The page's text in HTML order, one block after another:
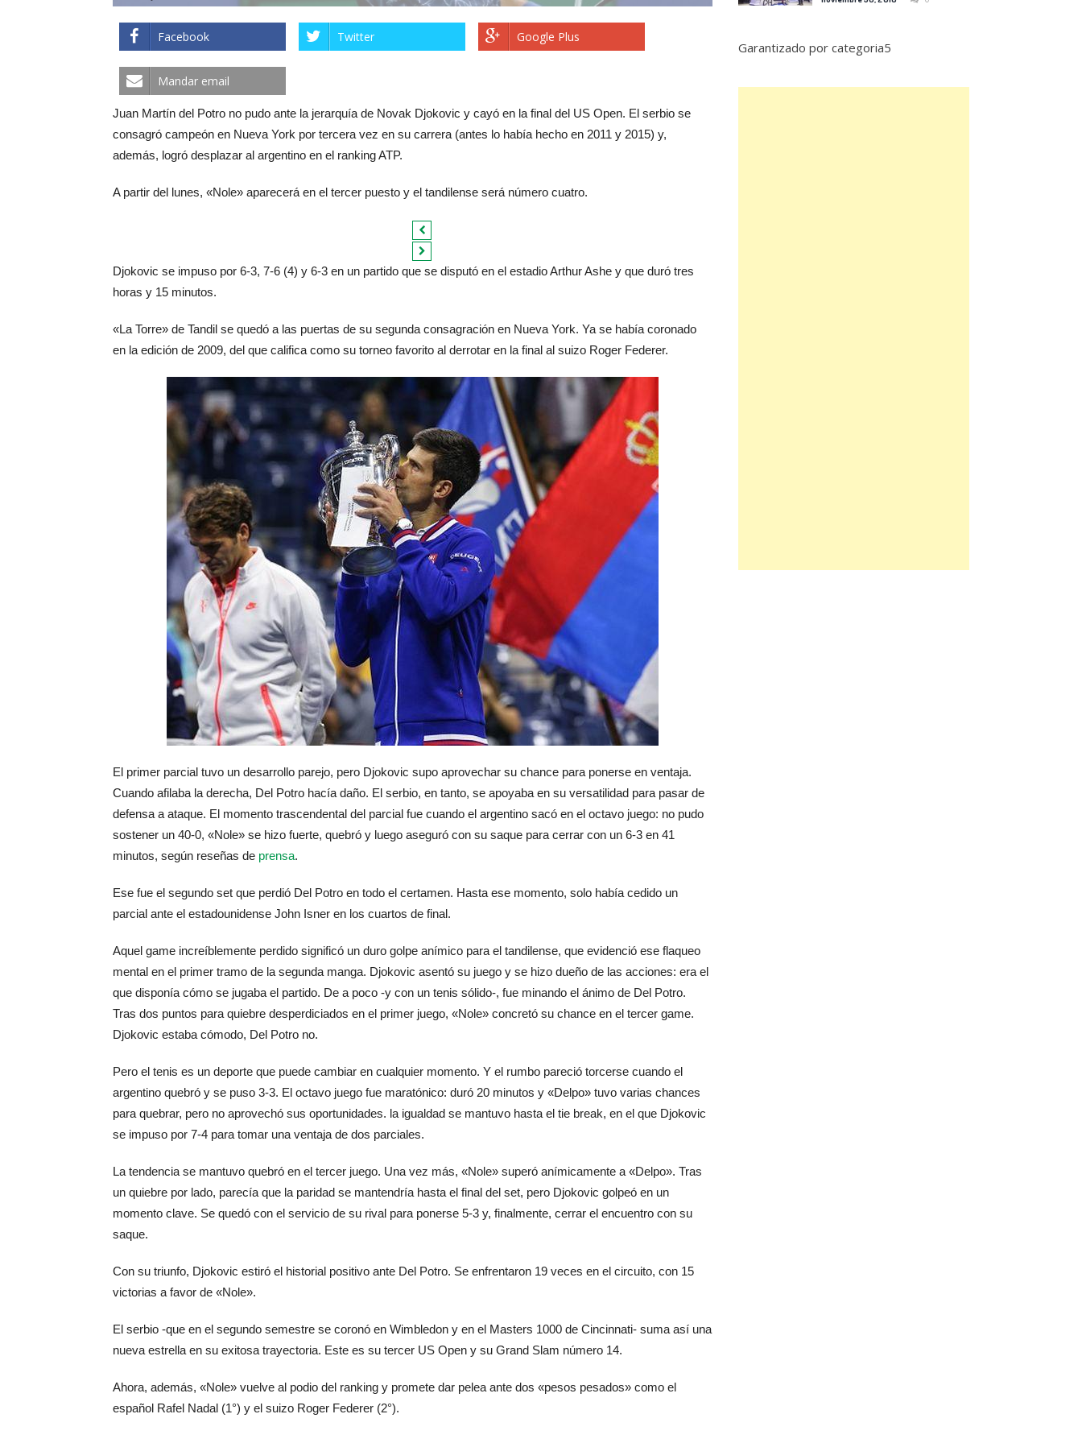
Facebook Twitter Google Plus
Mandar email
Juan Martín del Potro no pudo ante la jerarquía de Novak Djokovic y cayó en la final del US Open. El serbio se
consagró campeón en Nueva York por tercera vez en su carrera (antes lo había hecho en 2011 y 2015) y,
además, logró desplazar al argentino en el ranking ATP.
A partir del lunes, «Nole» aparecerá en el tercer puesto y el tandilense será número cuatro.
Djokovic se impuso por 6-3, 7-6 (4) y 6-3 en un partido que se disputó en el estadio Arthur Ashe y que duró tres
horas y 15 minutos.
«La Torre» de Tandil se quedó a las puertas de su segunda consagración en Nueva York. Ya se había coronado
en la edición de 2009, del que califica como su torneo favorito al derrotar en la final al suizo Roger Federer.
El primer parcial tuvo un desarrollo parejo, pero Djokovic supo aprovechar su chance para ponerse en ventaja.
Cuando afilaba la derecha, Del Potro hacía daño. El serbio, en tanto, se apoyaba en su versatilidad para pasar de
defensa a ataque. El momento trascendental del parcial fue cuando el argentino sacó en el octavo juego: no pudo
sostener un 40-0, «Nole» se hizo fuerte, quebró y luego aseguró con su saque para cerrar con un 6-3 en 41
minutos, según reseñas de prensa.
Ese fue el segundo set que perdió Del Potro en todo el certamen. Hasta ese momento, solo había cedido un
parcial ante el estadounidense John Isner en los cuartos de final.
Aquel game increíblemente perdido significó un duro golpe anímico para el tandilense, que evidenció ese flaqueo
mental en el primer tramo de la segunda manga. Djokovic asentó su juego y se hizo dueño de las acciones: era el
que disponía cómo se jugaba el partido. De a poco -y con un tenis sólido-, fue minando el ánimo de Del Potro.
Tras dos puntos para quiebre desperdiciados en el primer juego, «Nole» concretó su chance en el tercer game.
Djokovic estaba cómodo, Del Potro no.
Pero el tenis es un deporte que puede cambiar en cualquier momento. Y el rumbo pareció torcerse cuando el
argentino quebró y se puso 3-3. El octavo juego fue maratónico: duró 20 minutos y «Delpo» tuvo varias chances
para quebrar, pero no aprovechó sus oportunidades. la igualdad se mantuvo hasta el tie break, en el que Djokovic
se impuso por 7-4 para tomar una ventaja de dos parciales.
La tendencia se mantuvo quebró en el tercer juego. Una vez más, «Nole» superó anímicamente a «Delpo». Tras
un quiebre por lado, parecía que la paridad se mantendría hasta el final del set, pero Djokovic golpeó en un
momento clave. Se quedó con el servicio de su rival para ponerse 5-3 y, finalmente, cerrar el encuentro con su
saque.
Con su triunfo, Djokovic estiró el historial positivo ante Del Potro. Se enfrentaron 19 veces en el circuito, con 15
victorias a favor de «Nole».
El serbio -que en el segundo semestre se coronó en Wimbledon y en el Masters 1000 de Cincinnati- suma así una
nueva estrella en su exitosa trayectoria. Este es su tercer US Open y su Grand Slam número 14.
Ahora, además, «Nole» vuelve al podio del ranking y promete dar pelea ante dos «pesos pesados» como el
español Rafel Nadal (1°) y el suizo Roger Federer (2°).
Garantizado por categoria5